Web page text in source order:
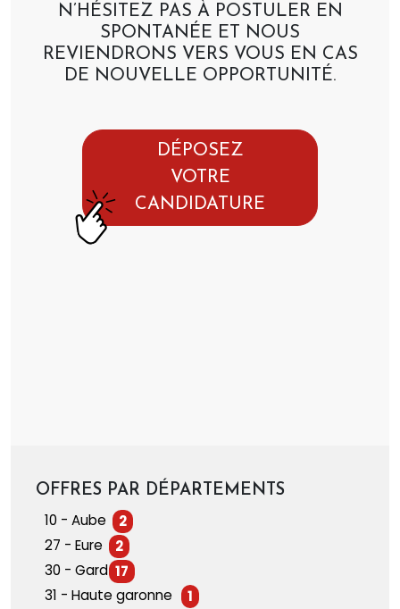
OFFRES PAR DÉPARTEMENTS
10 - Aube
2
27 - Eure
2
30 - Gard 17
31 - Haute garonne
1
N’HÉSITEZ PAS À POSTULER EN
SPONTANÉE ET NOUS
REVIENDRONS VERS VOUS EN CAS
DE NOUVELLE OPPORTUNITÉ.
DÉPOSEZ
VOTRE
CANDIDATURE